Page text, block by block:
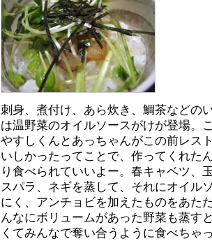
刺身、煮付け、あら炊き、鯛茶などの
は温野菜のオイルソースがけが登場。
やすしくんとあっちゃんがこの前レス
いしかったってことで、作ってくれた
り食べられていいよー。春キャベツ、
スパラ、ネギを蒸して、それにオイル
にく、アンチョビを加えたものをあた
んなにボリュームがあった野菜も蒸す
くてみんなで奪い合うように食べちゃ